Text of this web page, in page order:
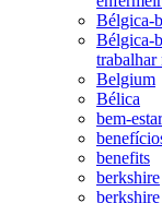
Bélgica-
Bélgica-
trabalhar
Belgium
Bélica
bem-estar
benefits
berkshire